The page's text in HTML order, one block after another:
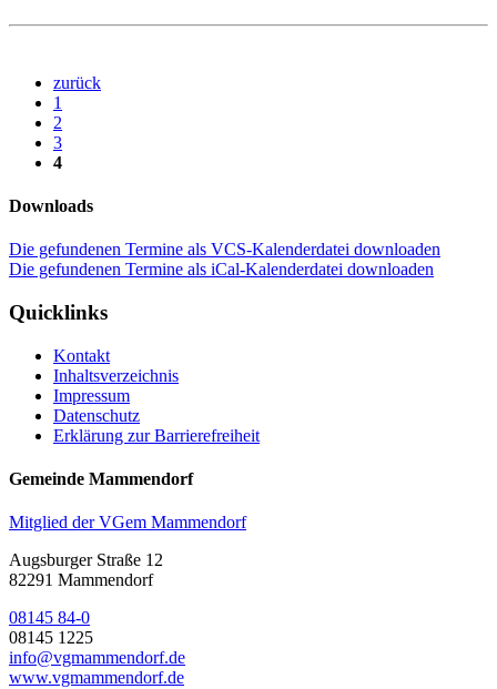
zurück
1
2
3
4
Downloads
Die gefundenen Termine als VCS-Kalenderdatei downloaden
Die gefundenen Termine als iCal-Kalenderdatei downloaden
Quicklinks
Kontakt
Inhaltsverzeichnis
Impressum
Datenschutz
Erklärung zur Barrierefreiheit
Gemeinde Mammendorf
Mitglied der VGem Mammendorf
Augsburger Straße 12
82291 Mammendorf
08145 84-0
08145 1225
info@vgmammendorf.de
www.vgmammendorf.de